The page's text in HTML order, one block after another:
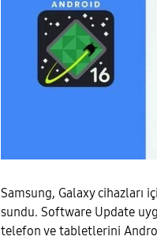
Samsung, Galaxy cihazları
sundu. Software Update
telefon ve tabletlerini